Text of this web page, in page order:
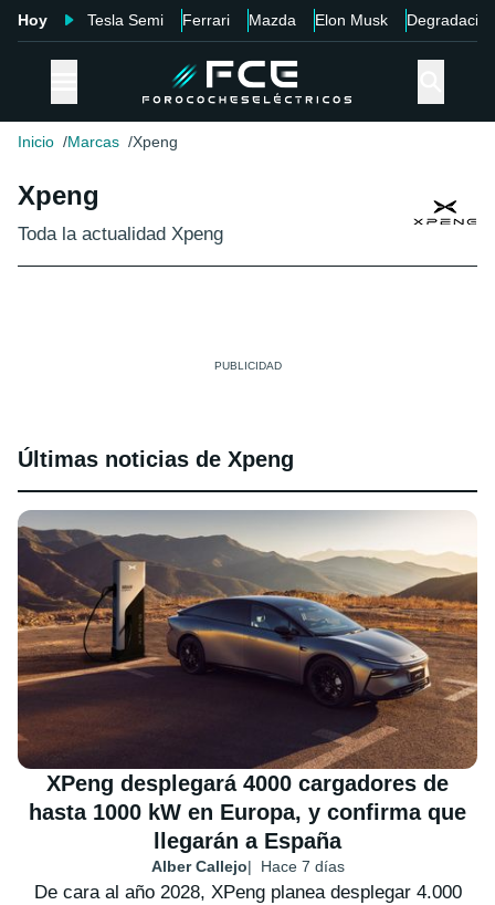
Hoy Tesla Semi Ferrari Mazda Elon Musk Degradación
Inicio Marcas Xpeng
Xpeng
Toda la actualidad Xpeng
Últimas noticias de Xpeng
XPeng desplegará 4000 cargadores de
hasta 1000 kW en Europa, y confirma que
llegarán a España
Alber Callejo Hace 7 días
De cara al año 2028, XPeng planea desplegar 4.000